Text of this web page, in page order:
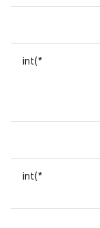
int(*
int(*